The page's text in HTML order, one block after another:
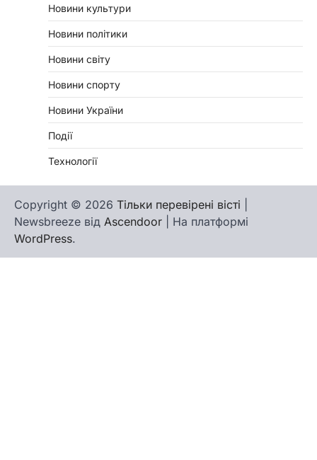
Новини культури
Новини політики
Новини світу
Новини спорту
Новини України
Події
Технології
Copyright © 2026 Тільки перевірені вісті
Newsbreeze від Ascendoor | На платформі
WordPress.